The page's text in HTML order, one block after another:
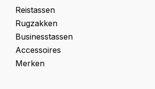
Reistassen
Rugzakken
Businesstassen
Accessoires
Merken